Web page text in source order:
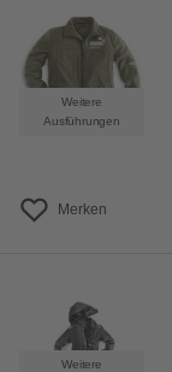
Weitere
Ausführungen
Merken
Weitere